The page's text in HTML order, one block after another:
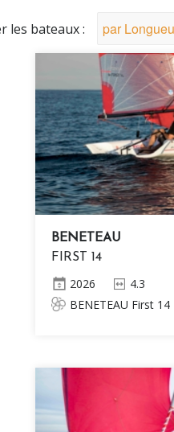
les bateaux :
BENETEAU
FIRST 14
2026
4.3
BENETEAU First